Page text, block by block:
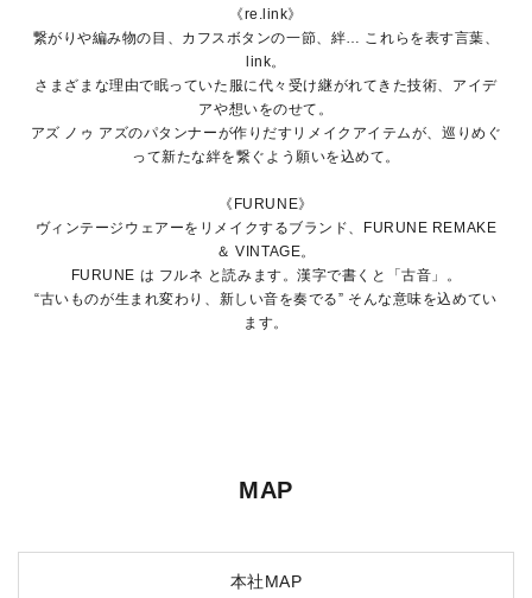
《re.link》
繋がりや編み物の目、カフスボタンの一節、絆… これらを表す言葉、
link。
さまざまな理由で眠っていた服に代々受け継がれてきた技術、アイデ
アや想いをのせて。
アズ ノゥ アズのパタンナーが作りだすリメイクアイテムが、巡りめぐ
って新たな絆を繋ぐよう願いを込めて。
《FURUNE》
ヴィンテージウェアーをリメイクするブランド、FURUNE REMAKE
＆ VINTAGE。
FURUNE は フルネ と読みます。漢字で書くと「古音」。
“古いものが生まれ変わり、新しい音を奏でる” そんな意味を込めてい
ます。
MAP
本社MAP